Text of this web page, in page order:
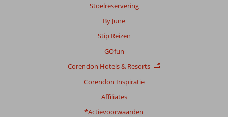
Stoelreservering
By June
Stip Reizen
GOfun
Corendon Hotels & Resorts
Corendon Inspiratie
Affiliates
*Actievoorwaarden